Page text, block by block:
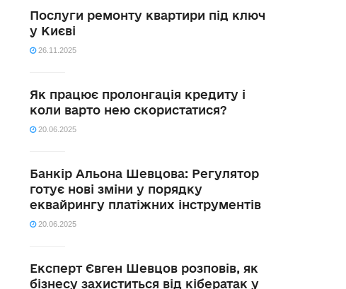
Послуги ремонту квартири під ключ
у Києві
26.11.2025
Як працює пролонгація кредиту і
коли варто нею скористатися?
20.06.2025
Банкір Альона Шевцова: Регулятор
готує нові зміни у порядку
еквайрингу платіжних інструментів
20.06.2025
Експерт Євген Шевцов розповів, як
бізнесу захиститься від кібератак у